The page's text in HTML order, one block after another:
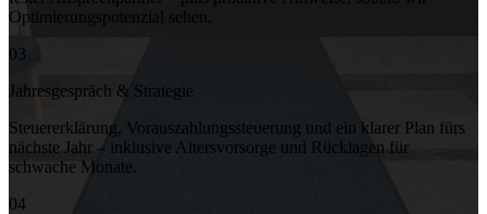
Optimierungspotenzial sehen.
03
Jahresgespräch & Strategie
Steuererklärung, Vorauszahlungssteuerung und ein klarer Plan fürs
nächste Jahr – inklusive Altersvorsorge und Rücklagen für
schwache Monate.
04